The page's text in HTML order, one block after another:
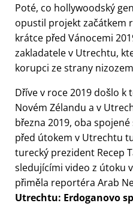
Poté, co hollywoodský
opustil projekt začátkem
krátce před Vánocemi
zakladatele v Utrechtu,
korupci ze strany
Dříve v roce 2019 došlo
Novém Zélandu a v
března 2019, oba
před útokem v Utrechtu
turecký prezident Recep
sledujícími video z útoku
přiměla reportéra Arab
Utrechtu: Erdoganovo